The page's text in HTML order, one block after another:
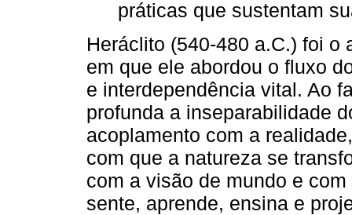
práticas que sustentam
Heráclito (540-480 a.C.) foi o
em que ele abordou o fluxo
e interdependência vital. Ao
profunda a inseparabilidade
acoplamento com a
com que a natureza se
com a visão de mundo e
sente, aprende, ensina e